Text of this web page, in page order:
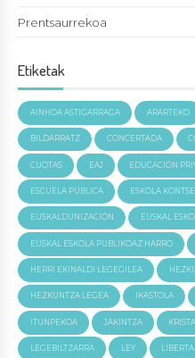
Prentsaurrekoa
Etiketak
AINHOA ASTIGARRAGA ARARTEKO
BILDARRATZ CONCERTADA
CUOTAS EAJ EDUCACIÓN
ESCUELA PÚBLICA ESKOLA
EUSKALDUNIZACIÓN EUSKAL
EUSKAL ESKOLA PUBLIKOAZ HARRO
HERRI EKINALDI LEGEGILEA
HEZKUNTZA LEGEA IKASTOLA
ITUNPEKOA JAKINTZA
LEGEBILTZARRA LEY